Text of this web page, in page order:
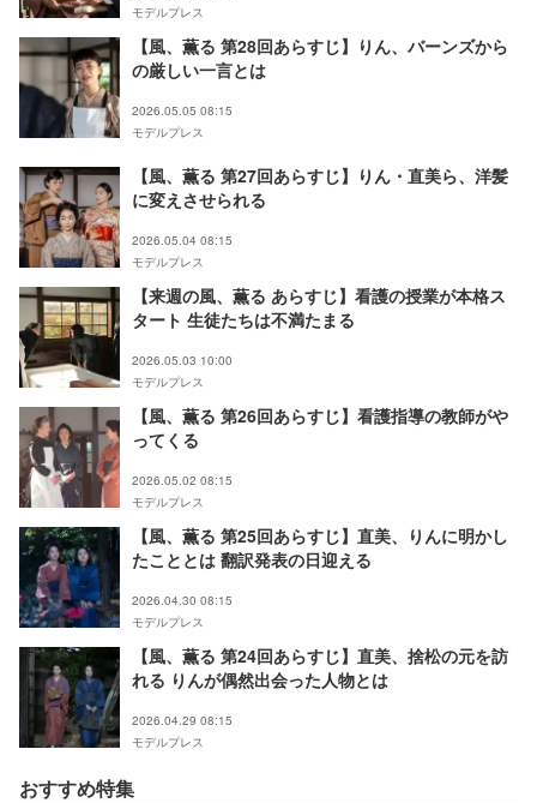
モデルプレス
【風、薫る 第28回あらすじ】りん、バーンズから
の厳しい一言とは
2026.05.05 08:15
モデルプレス
【風、薫る 第27回あらすじ】りん・直美ら、洋髪
に変えさせられる
2026.05.04 08:15
モデルプレス
【来週の風、薫る あらすじ】看護の授業が本格ス
タート 生徒たちは不満たまる
2026.05.03 10:00
モデルプレス
【風、薫る 第26回あらすじ】看護指導の教師がや
ってくる
2026.05.02 08:15
モデルプレス
【風、薫る 第25回あらすじ】直美、りんに明かし
たこととは 翻訳発表の日迎える
2026.04.30 08:15
モデルプレス
【風、薫る 第24回あらすじ】直美、捨松の元を訪
れる りんが偶然出会った人物とは
2026.04.29 08:15
モデルプレス
おすすめ特集